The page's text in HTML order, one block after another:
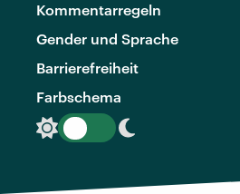
Kommentarregeln
Gender und Sprache
Barrierefreiheit
Farbschema